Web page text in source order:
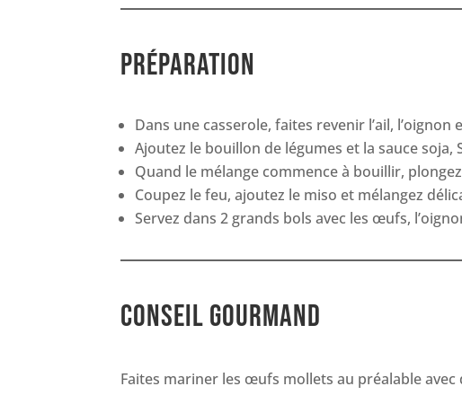
préparation
Dans une casserole, faites revenir l’ail, l’oignon
Ajoutez le bouillon de légumes et la sauce soja,
Quand le mélange commence à bouillir,
Coupez le feu, ajoutez le miso et mélangez
Servez dans 2 grands bols avec les œufs,
CONSEIL GOURMAND
Faites mariner les œufs mollets au préalable avec